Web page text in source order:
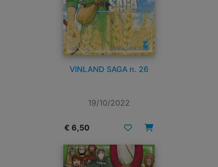
VINLAND SAGA n. 26
19/10/2022
€ 6,50